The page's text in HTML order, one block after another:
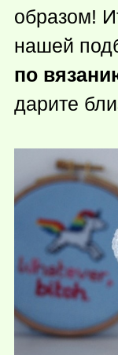
образом!
нашей
по
дарите